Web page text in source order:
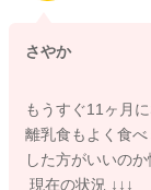
さやか
もうすぐ11ヶ月
離乳食もよく食
した方がいいのか
現在の状況 ↓↓↓